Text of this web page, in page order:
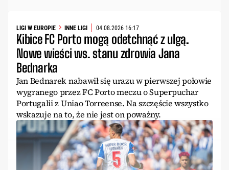
LIGI W EUROPIE INNE LIGI 04.08.2026 16:17
Kibice FC Porto mogą odetchnąć z ulgą.
Nowe wieści ws. stanu zdrowia Jana
Bednarka
Jan Bednarek nabawił się urazu w pierwszej połowie
wygranego przez FC Porto meczu o Superpuchar
Portugalii z Uniao Torreense. Na szczęście wszystko
wskazuje na to, że nie jest on poważny.